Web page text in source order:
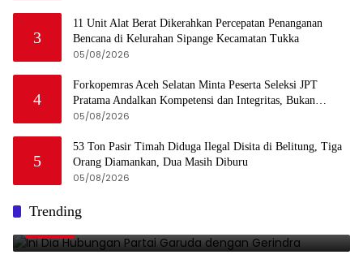
3
11 Unit Alat Berat Dikerahkan Percepatan Penanganan
Bencana di Kelurahan Sipange Kecamatan Tukka
05/08/2026
4
Forkopemras Aceh Selatan Minta Peserta Seleksi JPT
Pratama Andalkan Kompetensi dan Integritas, Bukan
Kedekatan
05/08/2026
5
53 Ton Pasir Timah Diduga Ilegal Disita di Belitung, Tiga
Orang Diamankan, Dua Masih Diburu
05/08/2026
Trending
1